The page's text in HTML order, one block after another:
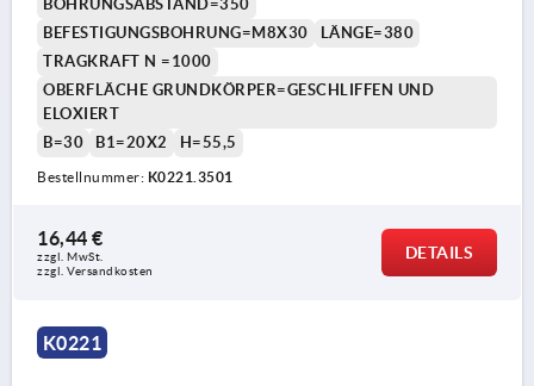
BOHRUNGSABSTAND=350
BEFESTIGUNGSBOHRUNG=M8X30
LÄNGE=380
TRAGKRAFT N =1000
OBERFLÄCHE GRUNDKÖRPER=GESCHLIFFEN UND
ELOXIERT
B=30
B1=20X2 H=55,5
Bestellnummer: K0221.3501
16,44 €
zzgl. MwSt.
zzgl. Versandkosten
DETAILS
K0221